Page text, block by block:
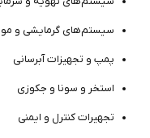
سیستم‌های گرمایشی و
پمپ و تجهیزات آبرسانی
استخر و سونا و جکوزی
تجهیرات کنترل و ایمنی